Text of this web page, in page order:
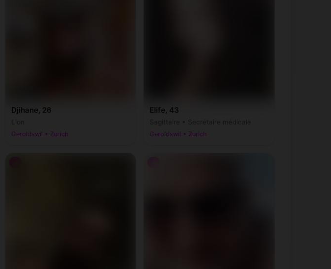
Djihane, 26
Geroldswil • Zurich
Elife, 43
Geroldswil • Zurich